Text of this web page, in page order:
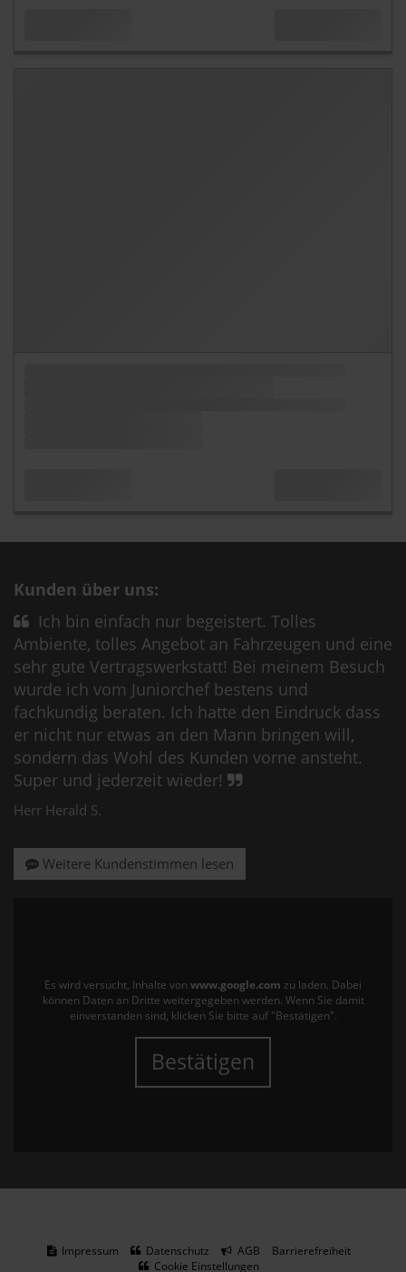
Kunden über uns:
Ich bin einfach nur begeistert. Tolles
Ambiente, tolles Angebot an Fahrzeugen und eine
sehr gute Vertragswerkstatt! Bei meinem Besuch
wurde ich vom Juniorchef bestens und
fachkundig beraten. Ich hatte den Eindruck dass
er nicht nur etwas an den Mann bringen will,
sondern das Wohl des Kunden vorne ansteht.
Super und jederzeit wieder!
Herr Herald S.
Weitere Kundenstimmen lesen
Es wird versucht, Inhalte von www.google.com zu laden. Dabei
können Daten an Dritte weitergegeben werden. Wenn Sie damit
einverstanden sind, klicken Sie bitte auf "Bestätigen".
Bestätigen
Impressum Datenschutz AGB
Barrierefreiheit
Cookie Einstellungen